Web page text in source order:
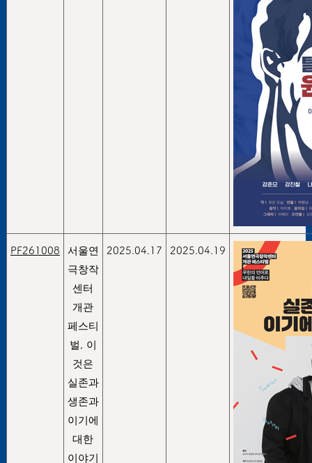
PF261008
서울연
극창작
센터
개관
페스티
벌, 이
것은
실존과
생존과
이기에
대한
이야기
2025.04.17 2025.04.19